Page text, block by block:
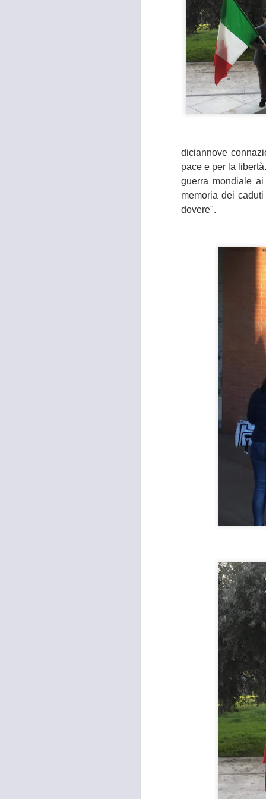
diciannove
pace e per la
guerra mondiale
memoria dei
dovere".
CARROZZE È DA
SENZA PIÙ ALCUN
MOSTRA TUTANKHAMON,
GANDOLA: “LA GALLERIA
DELLE CARROZZE È DA MESI
PONGA IN ESSERE TUTTE LE
Medici Riccardi, oramai da mesi
26